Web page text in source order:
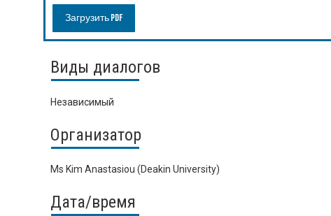
Загрузить PDF
Виды диалогов
Независимый
Организатор
Ms Kim Anastasiou (Deakin University)
Дата/время